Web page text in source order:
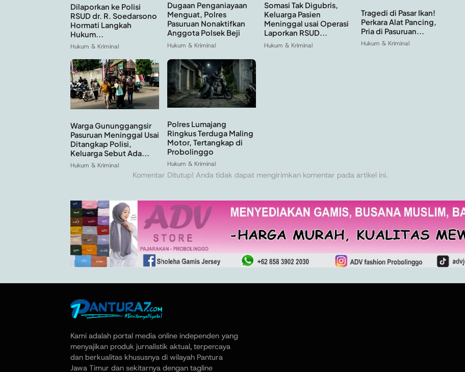
Dilaporkan ke Polisi
RSUD dr. R. Soedarsono
Hormati Langkah
Hukum...
Hukum & Kriminal
Dugaan Penganiayaan
Menguat, Polres
Pasuruan Nonaktifkan
Anggota Polsek Beji
Hukum & Kriminal
Somasi Tak Digubris,
Keluarga Pasien
Meninggal usai Operasi
Laporkan RSUD...
Hukum & Kriminal
Tragedi di Pasar Ikan!
Perkara Alat Pancing,
Pria di Pasuruan...
Hukum & Kriminal
Warga Gununggangsir
Pasuruan Meninggal Usai
Ditangkap Polisi,
Keluarga Sebut Ada...
Hukum & Kriminal
Polres Lumajang
Ringkus Terduga Maling
Motor, Tertangkap di
Probolinggo
Hukum & Kriminal
Komentar Ditutup! Anda tidak dapat mengirimkan komentar pada artikel ini.
Kami adalah portal media online independen yang
menyajikan produk jurnalistik aktual, terpercaya
dan berkualitas khususnya di wilayah Pantura
Jawa Timur dan sekitarnya dengan tagline